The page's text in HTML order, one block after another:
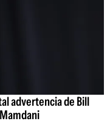
advertencia de Bill